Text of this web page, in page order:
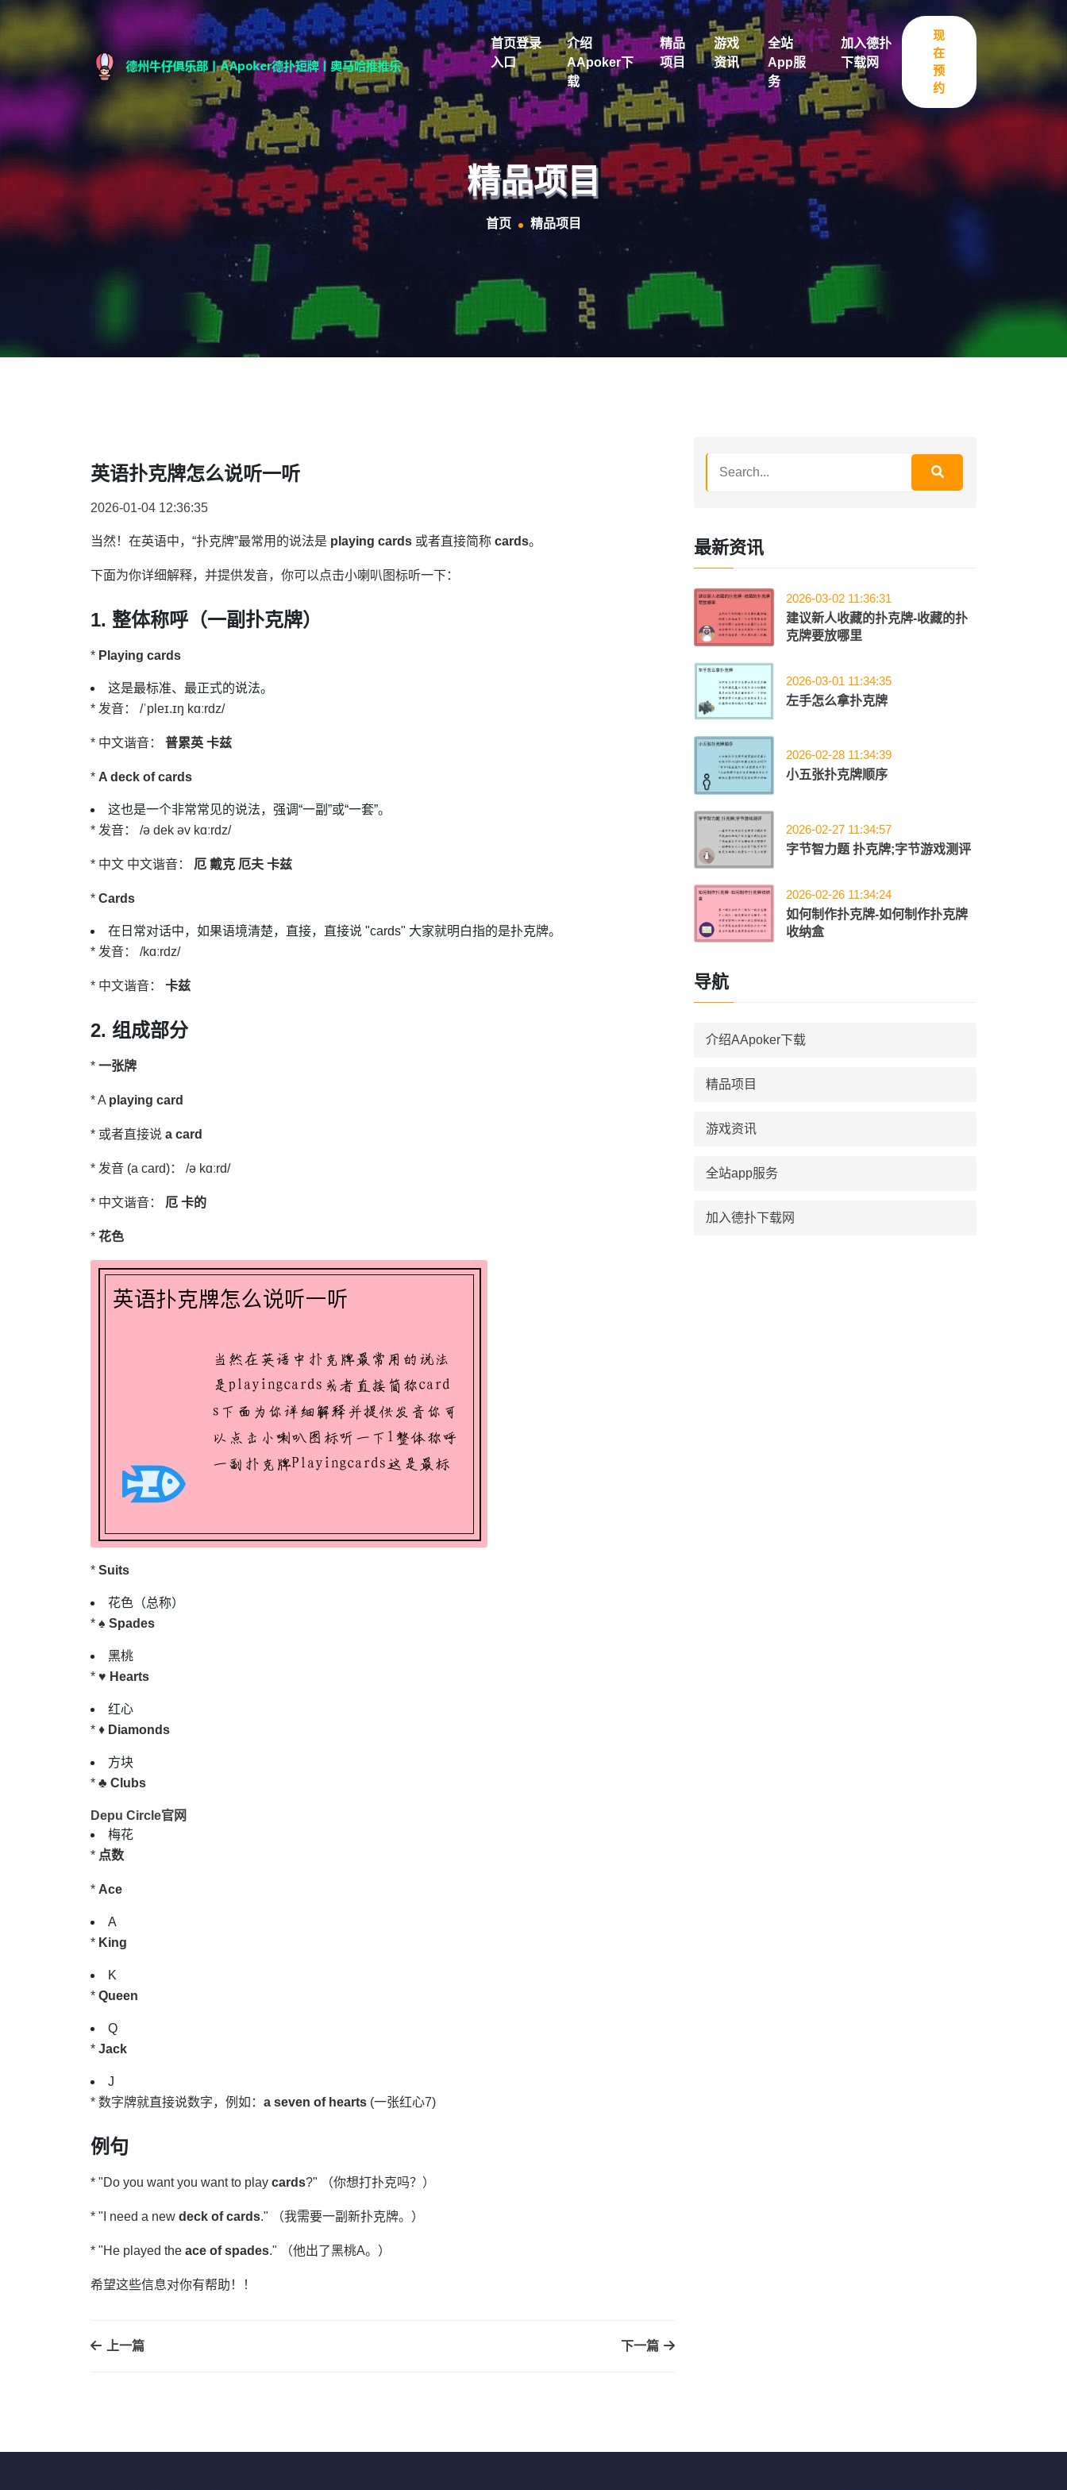
首页登录
入口
介绍
AApoker下
载
精品
项目
游戏
资讯
全站
App服
务
加入德扑
下载网
现
在
预
约
精品项目
首页 精品项目
英语扑克牌怎么说听一听
2026-01-04 12:36:35
当然！在英语中，“扑克牌”最常用的说法是 playing cards 或者直接简称 cards。
下面为你详细解释，并提供发音，你可以点击小喇叭图标听一下：
1. 整体称呼（一副扑克牌）
* Playing cards
这是最标准、最正式的说法。
* 发音： /ˈpleɪ.ɪŋ kɑːrdz/
* 中文谐音： 普累英 卡兹
* A deck of cards
这也是一个非常常见的说法，强调“一副”或“一套”。
* 发音： /ə dek əv kɑːrdz/
* 中文 中文谐音： 厄 戴克 厄夫 卡兹
* Cards
在日常对话中，如果语境清楚，直接，直接说 "cards" 大家就明白指的是扑克牌。
* 发音： /kɑːrdz/
* 中文谐音： 卡兹
2. 组成部分
* 一张牌
* A playing card
* 或者直接说 a card
* 发音 (a card)： /ə kɑːrd/
* 中文谐音： 厄 卡的
* 花色
* Suits
花色（总称）
* ♠️ Spades
黑桃
* ♥️ Hearts
红心
* ♦️ Diamonds
方块
* ♣️ Clubs
Depu Circle官网
梅花
* 点数
* Ace
A
* King
K
* Queen
Q
* Jack
J
* 数字牌就直接说数字，例如： a seven of hearts (一张红心7)
例句
* "Do you want you want to play cards?" （你想打扑克吗？）
* "I need a new deck of cards." （我需要一副新扑克牌。）
* "He played the ace of spades." （他出了黑桃A。）
希望这些信息对你有帮助！！
上一篇 下一篇
最新资讯
2026-03-02 11:36:31
建议新人收藏的扑克牌-收藏的扑
克牌要放哪里
2026-03-01 11:34:35
左手怎么拿扑克牌
2026-02-28 11:34:39
小五张扑克牌顺序
2026-02-27 11:34:57
字节智力题 扑克牌;字节游戏测评
2026-02-26 11:34:24
如何制作扑克牌-如何制作扑克牌
收纳盒
导航
介绍AApoker下载
精品项目
游戏资讯
全站app服务
加入德扑下载网